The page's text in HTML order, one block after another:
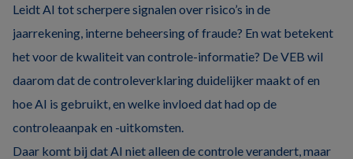
Leidt AI tot scherpere signalen over risico’s in de
jaarrekening, interne beheersing of fraude? En wat betekent
het voor de kwaliteit van controle-informatie? De VEB wil
daarom dat de controleverklaring duidelijker maakt of en
hoe AI is gebruikt, en welke invloed dat had op de
controleaanpak en -uitkomsten.
Daar komt bij dat AI niet alleen de controle verandert, maar